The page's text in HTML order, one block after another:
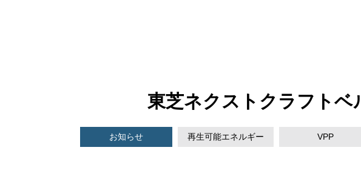
東芝ネクストクラフトベ
お知らせ 再生可能エネルギー VPP